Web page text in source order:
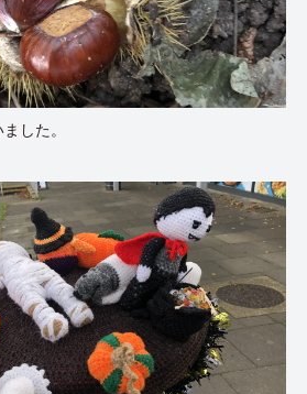
した。